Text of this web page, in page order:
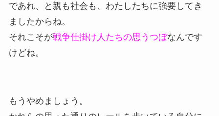
であれ、と親も社会も、わたしたちに強要してき
ましたからね。
それこそが戦争仕掛け人たちの思うつぼなんです
けどね。
もうやめましょう。